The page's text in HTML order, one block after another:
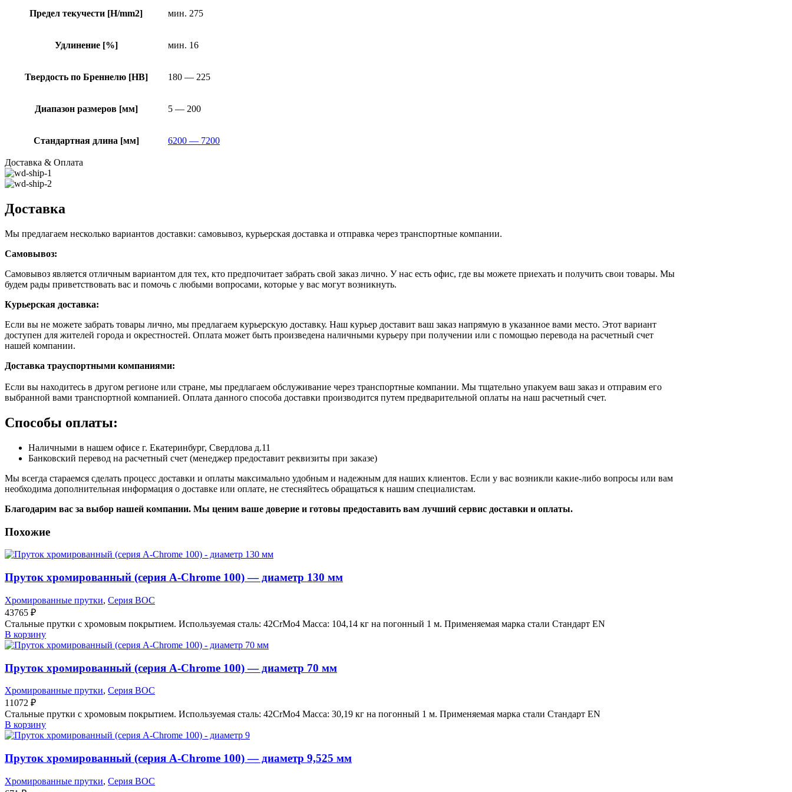
Предел текучести [H/mm2] мин. 275
Удлинение [%] мин. 16
Твердость по Бреннелю [HB] 180 — 225
Диапазон размеров [мм] 5 — 200
Стандартная длина [мм] 6200 — 7200
Доставка & Оплата
Доставка
Мы предлагаем несколько вариантов доставки: самовывоз, курьерская доставка и отправка через транспортные компании.
Самовывоз:
Самовывоз является отличным вариантом для тех, кто предпочитает забрать свой заказ лично. У нас есть офис, где вы можете приехать и получить свои товары. Мы
будем рады приветствовать вас и помочь с любыми вопросами, которые у вас могут возникнуть.
Курьерская доставка:
Если вы не можете забрать товары лично, мы предлагаем курьерскую доставку. Наш курьер доставит ваш заказ напрямую в указанное вами место. Этот вариант
доступен для жителей города и окрестностей. Оплата может быть произведена наличными курьеру при получении или с помощью перевода на расчетный счет
нашей компании.
Доставка траyспортными компаниями:
Если вы находитесь в другом регионе или стране, мы предлагаем обслуживание через транспортные компании. Мы тщательно упакуем ваш заказ и отправим его
выбранной вами транспортной компанией. Оплата данного способа доставки производится путем предварительной оплаты на наш расчетный счет.
Способы оплаты:
Наличными в нашем офисе г. Екатеринбург, Свердлова д.11
Банковский перевод на расчетный счет (менеджер предоставит реквизиты при заказе)
Мы всегда стараемся сделать процесс доставки и оплаты максимально удобным и надежным для наших клиентов. Если у вас возникли какие-либо вопросы или вам
необходима дополнительная информация о доставке или оплате, не стесняйтесь обращаться к нашим специалистам.
Благодарим вас за выбор нашей компании. Мы ценим ваше доверие и готовы предоставить вам лучший сервис доставки и оплаты.
Похожие
Пруток хромированный (серия A-Chrome 100) — диаметр 130 мм
Хромированные прутки, Серия BOC
43765 ₽
Стальные прутки с хромовым покрытием. Используемая сталь: 42CrMo4 Масса: 104,14 кг на погонный 1 м. Применяемая марка стали Стандарт EN
В корзину
Пруток хромированный (серия A-Chrome 100) — диаметр 70 мм
Хромированные прутки, Серия BOC
11072 ₽
Стальные прутки с хромовым покрытием. Используемая сталь: 42CrMo4 Масса: 30,19 кг на погонный 1 м. Применяемая марка стали Стандарт EN
В корзину
Пруток хромированный (серия A-Chrome 100) — диаметр 9,525 мм
Хромированные прутки, Серия BOC